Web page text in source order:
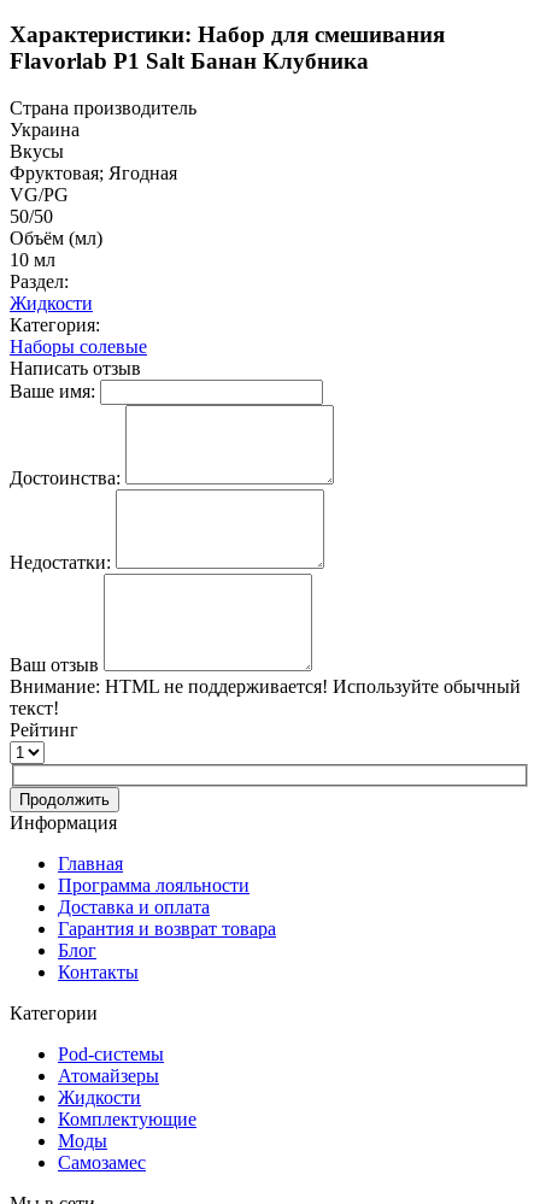
Характеристики: Набор для смешивания
Flavorlab P1 Salt Банан Клубника
Страна производитель
Украина
Вкусы
Фруктовая; Ягодная
VG/PG
50/50
Объём (мл)
10 мл
Раздел:
Жидкости
Категория:
Наборы солевые
Написать отзыв
Ваше имя:
Достоинства:
Недостатки:
Ваш отзыв
Внимание: HTML не поддерживается! Используйте обычный
текст!
Рейтинг
Продолжить
Информация
Главная
Программа лояльности
Доставка и оплата
Гарантия и возврат товара
Блог
Контакты
Категории
Pod-системы
Атомайзеры
Жидкости
Комплектующие
Моды
Самозамес